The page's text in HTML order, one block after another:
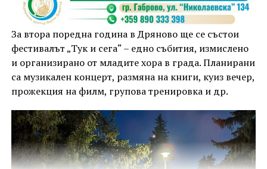
За втора поредна година в Дряново ще се състои
фестивалът „Тук и сега“ – едно събития, измислено
и организирано от младите хора в града. Планирани
са музикален концерт, размяна на книги, куиз вечер,
прожекция на филм, групова тренировка и др.